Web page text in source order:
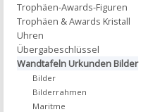
Trophäen-Awards-Figuren
Trophäen & Awards Kristall
Uhren
Übergabeschlüssel
Wandtafeln Urkunden Bilder
Bilder
Bilderrahmen
Maritme